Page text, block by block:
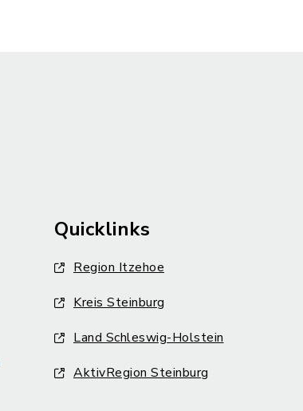
Quicklinks
Region Itzehoe
Kreis Steinburg
Land Schleswig-Holstein
AktivRegion Steinburg